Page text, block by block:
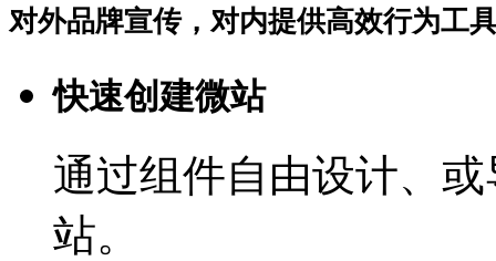
对外品牌宣传，对内提供高效行为工
快速创建微站
通过组件自由设计、
站。